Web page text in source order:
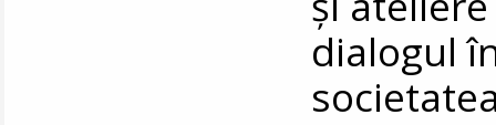
dialogul